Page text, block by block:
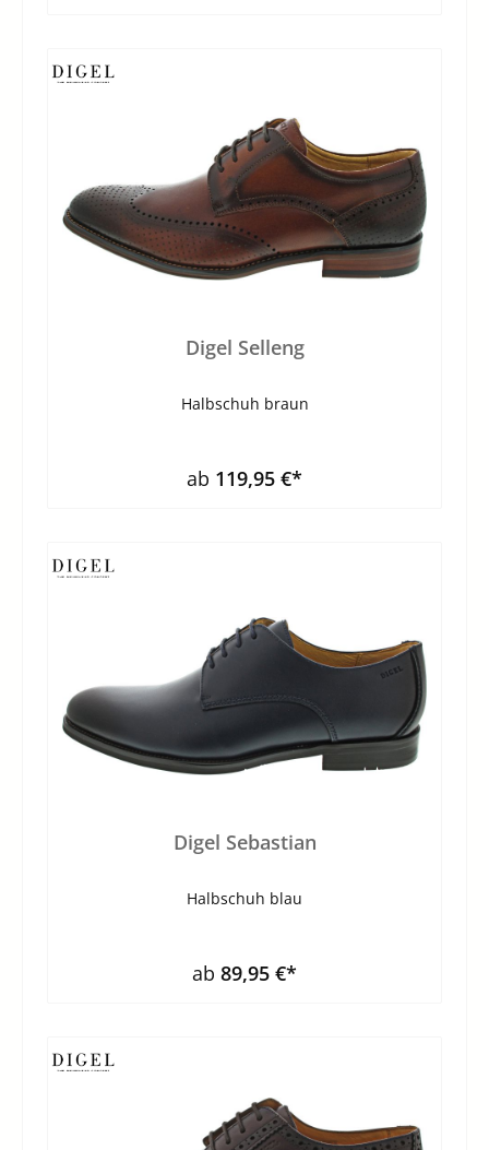
Digel Selleng
Halbschuh braun
ab 119,95 €*
Digel Sebastian
Halbschuh blau
ab 89,95 €*